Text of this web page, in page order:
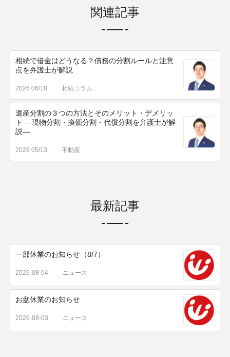
関連記事
相続で借金はどうなる？債務の分割ルールと注意
点を弁護士が解説
2026 06/18 相続コラム
遺産分割の３つの方法とそのメリット・デメリッ
ト ―現物分割・換価分割・代償分割を弁護士が解
説―
2026 05/13 不動産
最新記事
一部休業のお知らせ（8/7）
2026-08-04 ニュース
お盆休業のお知らせ
2026-08-03 ニュース